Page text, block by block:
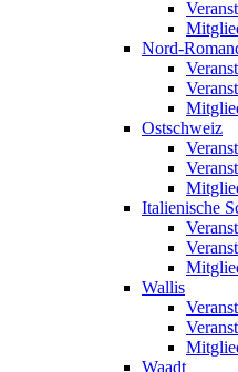
Nord-
Ostschweiz
Italienische
Wallis
Waadt